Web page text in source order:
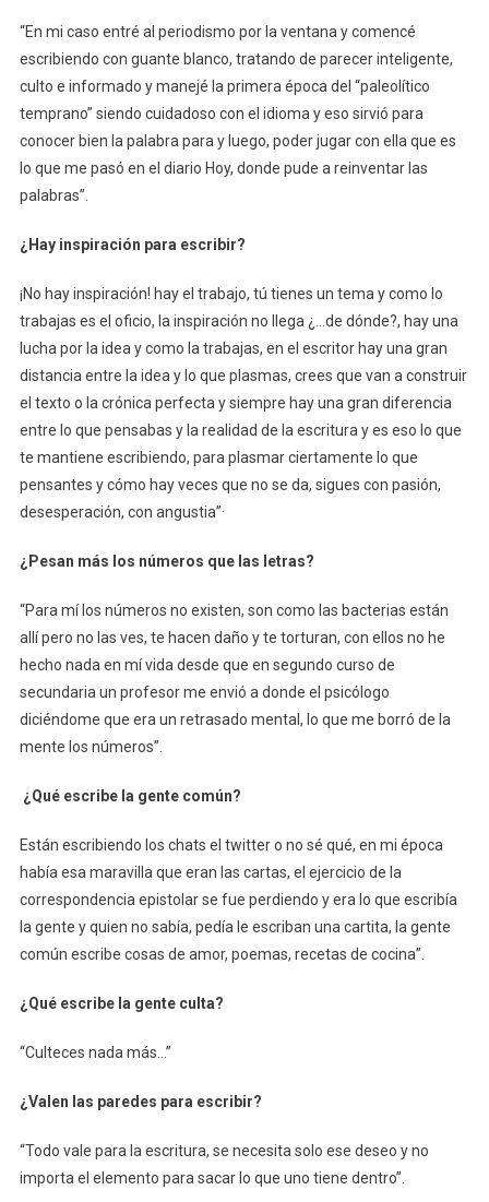
“En mi caso entré al periodismo por la ventana y comencé
escribiendo con guante blanco, tratando de parecer inteligente,
culto e informado y manejé la primera época del “paleolítico
temprano” siendo cuidadoso con el idioma y eso sirvió para
conocer bien la palabra para y luego, poder jugar con ella que es
lo que me pasó en el diario Hoy, donde pude a reinventar las
palabras”.
¿Hay inspiración para escribir?
¡No hay inspiración! hay el trabajo, tú tienes un tema y como lo
trabajas es el oficio, la inspiración no llega ¿…de dónde?, hay una
lucha por la idea y como la trabajas, en el escritor hay una gran
distancia entre la idea y lo que plasmas, crees que van a construir
el texto o la crónica perfecta y siempre hay una gran diferencia
entre lo que pensabas y la realidad de la escritura y es eso lo que
te mantiene escribiendo, para plasmar ciertamente lo que
pensantes y cómo hay veces que no se da, sigues con pasión,
desesperación, con angustia”·
¿Pesan más los números que las letras?
“Para mí los números no existen, son como las bacterias están
allí pero no las ves, te hacen daño y te torturan, con ellos no he
hecho nada en mí vida desde que en segundo curso de
secundaria un profesor me envió a donde el psicólogo
diciéndome que era un retrasado mental, lo que me borró de la
mente los números”.
¿Qué escribe la gente común?
Están escribiendo los chats el twitter o no sé qué, en mi época
había esa maravilla que eran las cartas, el ejercicio de la
correspondencia epistolar se fue perdiendo y era lo que escribía
la gente y quien no sabía, pedía le escriban una cartita, la gente
común escribe cosas de amor, poemas, recetas de cocina”.
¿Qué escribe la gente culta?
“Culteces nada más…”
¿Valen las paredes para escribir?
“Todo vale para la escritura, se necesita solo ese deseo y no
importa el elemento para sacar lo que uno tiene dentro”.